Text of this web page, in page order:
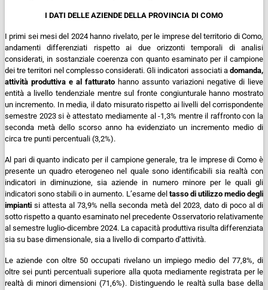
I DATI DELLE AZIENDE DELLA PROVINCIA DI COMO
I primi sei mesi del 2024 hanno rivelato, per le imprese del territorio di Como,
andamenti differenziati rispetto ai due orizzonti temporali di analisi
considerati, in sostanziale coerenza con quanto esaminato per il campione
dei tre territori nel complesso considerati. Gli indicatori associati a domanda,
attività produttiva e al fatturato hanno assunto variazioni negative di lieve
entità a livello tendenziale mentre sul fronte congiunturale hanno mostrato
un incremento. In media, il dato misurato rispetto ai livelli del corrispondente
semestre 2023 si è attestato mediamente al -1,3% mentre il raffronto con la
seconda metà dello scorso anno ha evidenziato un incremento medio di
circa tre punti percentuali (3,2%).
Al pari di quanto indicato per il campione generale, tra le imprese di Como è
presente un quadro eterogeneo nel quale sono identificabili sia realtà con
indicatori in diminuzione, sia aziende in numero minore per le quali gli
indicatori sono stabili o in aumento. L’esame del tasso di utilizzo medio degli
impianti si attesta al 73,9% nella seconda metà del 2023, dato di poco al di
sotto rispetto a quanto esaminato nel precedente Osservatorio relativamente
al semestre luglio-dicembre 2024. La capacità produttiva risulta differenziata
sia su base dimensionale, sia a livello di comparto d’attività.
Le aziende con oltre 50 occupati rivelano un impiego medio del 77,8%, di
oltre sei punti percentuali superiore alla quota mediamente registrata per le
realtà di minori dimensioni (71,6%). Distinguendo le realtà sulla base della